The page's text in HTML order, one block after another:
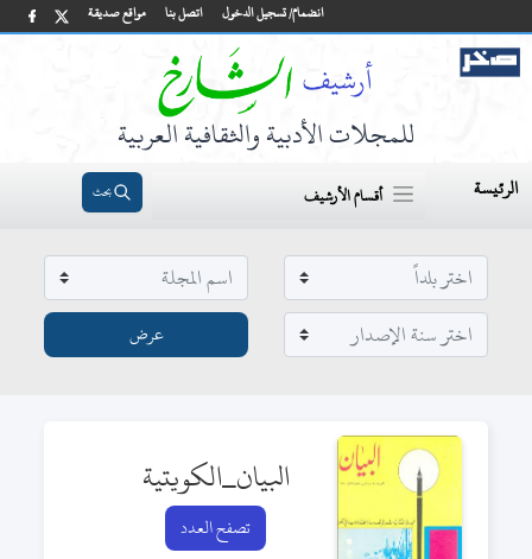
مواقع صديقة اتصل بنا انضمام/ تسجيل الدخول
للمجلات الأدبية والثقافية العربية
الرئيسة أقسام الأرشيف بحث
البيان_الكويتية
تصفح العدد